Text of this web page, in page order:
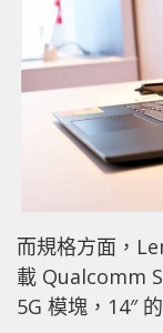
而規格方面，
載 Qualcomm
5G 模塊，14″